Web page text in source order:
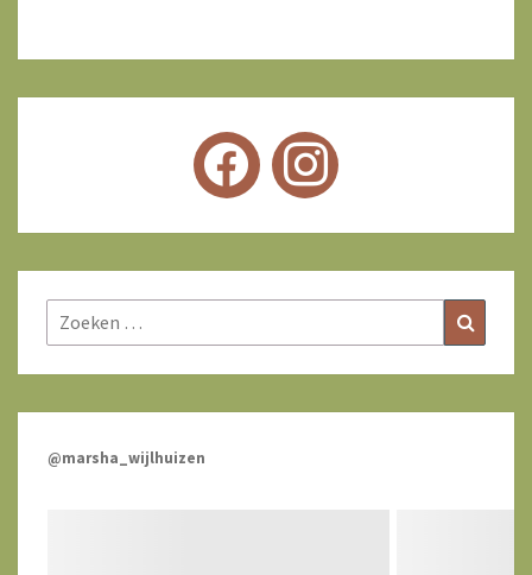
Zoeken
naar:
@marsha_wijlhuizen